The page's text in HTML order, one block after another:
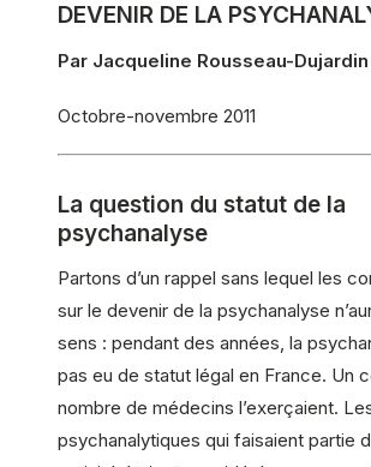
DEVENIR DE LA
Par Jacqueline Rousseau-Dujardin
Octobre-novembre 2011
La question du statut de la
psychanalyse
Partons d’un rappel sans lequel les
sur le devenir de la psychanalyse
sens : pendant des années, la
pas eu de statut légal en France. Un
nombre de médecins l’exerçaient.
psychanalytiques qui faisaient partie